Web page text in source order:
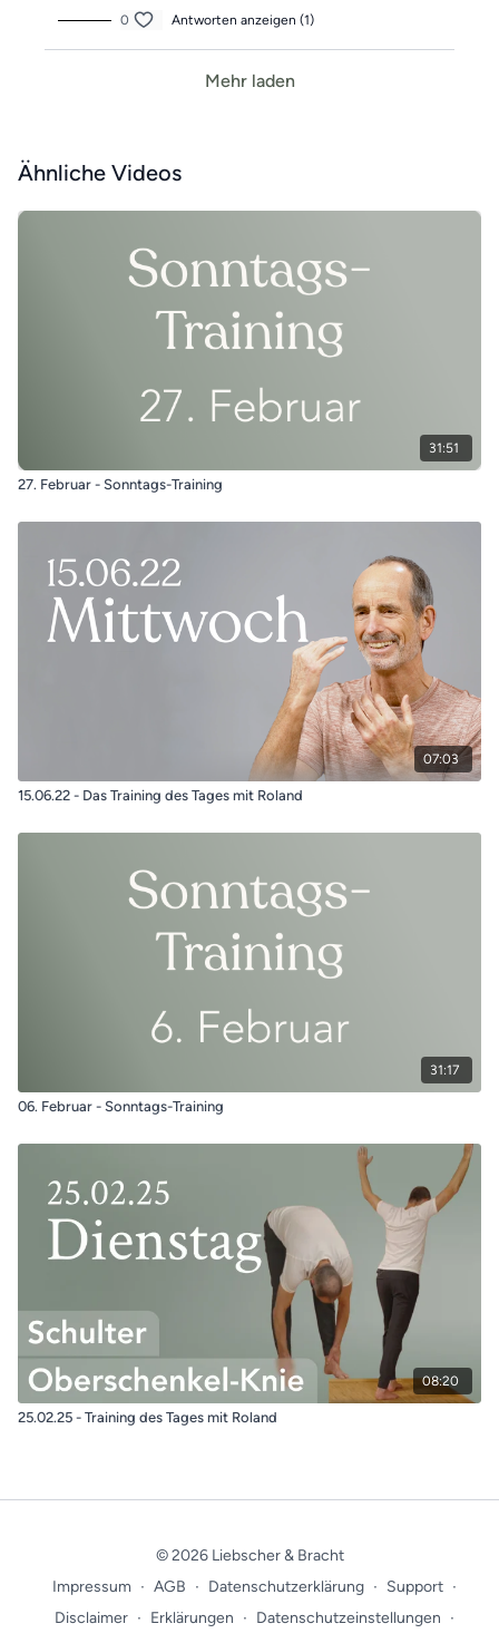
0 Antworten anzeigen (1)
Mehr laden
Ähnliche Videos
31:51
27. Februar - Sonntags-Training
07:03
15.06.22 - Das Training des Tages mit Roland
31:17
06. Februar - Sonntags-Training
08:20
25.02.25 - Training des Tages mit Roland
© 2026 Liebscher & Bracht
Impressum ∙ AGB ∙ Datenschutzerklärung ∙ Support ∙
Disclaimer ∙ Erklärungen ∙ Datenschutzeinstellungen ∙